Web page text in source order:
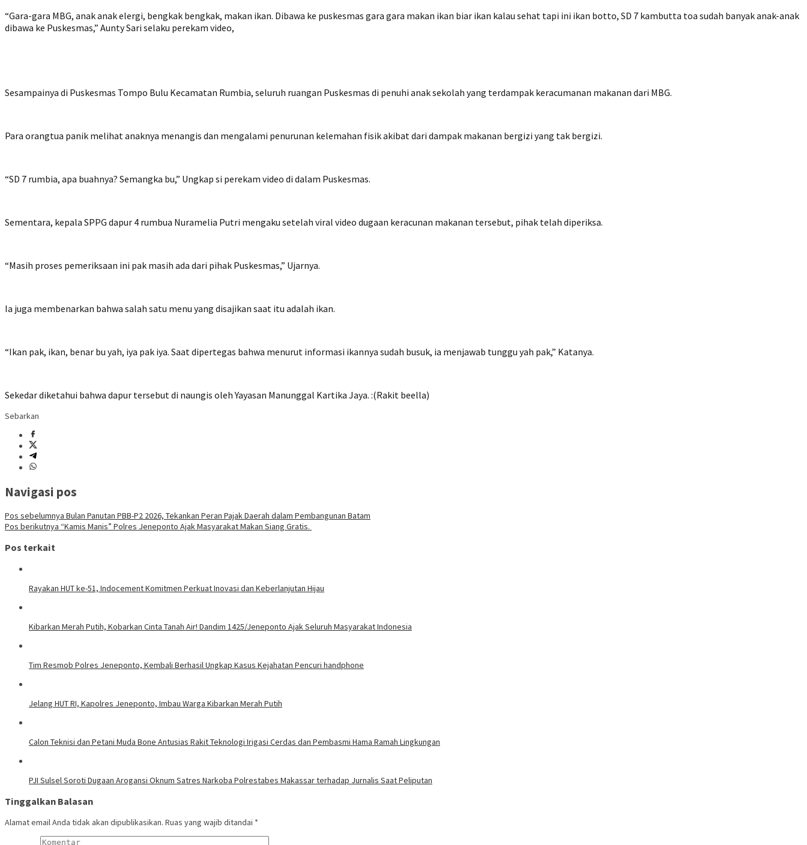
“Gara-gara MBG, anak anak elergi, bengkak bengkak, makan ikan. Dibawa ke puskesmas gara gara makan ikan biar ikan kalau sehat tapi ini ikan botto, SD 7 kambutta toa sudah banyak anak-anak
dibawa ke Puskesmas,” Aunty Sari selaku perekam video,
Sesampainya di Puskesmas Tompo Bulu Kecamatan Rumbia, seluruh ruangan Puskesmas di penuhi anak sekolah yang terdampak keracumanan makanan dari MBG.
Para orangtua panik melihat anaknya menangis dan mengalami penurunan kelemahan fisik akibat dari dampak makanan bergizi yang tak bergizi.
“SD 7 rumbia, apa buahnya? Semangka bu,” Ungkap si perekam video di dalam Puskesmas.
Sementara, kepala SPPG dapur 4 rumbua Nuramelia Putri mengaku setelah viral video dugaan keracunan makanan tersebut, pihak telah diperiksa.
“Masih proses pemeriksaan ini pak masih ada dari pihak Puskesmas,” Ujarnya.
Ia juga membenarkan bahwa salah satu menu yang disajikan saat itu adalah ikan.
“Ikan pak, ikan, benar bu yah, iya pak iya. Saat dipertegas bahwa menurut informasi ikannya sudah busuk, ia menjawab tunggu yah pak,” Katanya.
Sekedar diketahui bahwa dapur tersebut di naungis oleh Yayasan Manunggal Kartika Jaya. :(Rakit beella)
Sebarkan
Navigasi pos
Pos sebelumnya Bulan Panutan PBB-P2 2026, Tekankan Peran Pajak Daerah dalam Pembangunan Batam
Pos berikutnya “Kamis Manis” Polres Jeneponto Ajak Masyarakat Makan Siang Gratis.
Pos terkait
Rayakan HUT ke-51, Indocement Komitmen Perkuat Inovasi dan Keberlanjutan Hijau
Kibarkan Merah Putih, Kobarkan Cinta Tanah Air! Dandim 1425/Jeneponto Ajak Seluruh Masyarakat Indonesia
Tim Resmob Polres Jeneponto, Kembali Berhasil Ungkap Kasus Kejahatan Pencuri handphone
Jelang HUT RI, Kapolres Jeneponto, Imbau Warga Kibarkan Merah Putih
Calon Teknisi dan Petani Muda Bone Antusias Rakit Teknologi Irigasi Cerdas dan Pembasmi Hama Ramah Lingkungan
PJI Sulsel Soroti Dugaan Arogansi Oknum Satres Narkoba Polrestabes Makassar terhadap Jurnalis Saat Peliputan
Tinggalkan Balasan
Alamat email Anda tidak akan dipublikasikan. Ruas yang wajib ditandai *